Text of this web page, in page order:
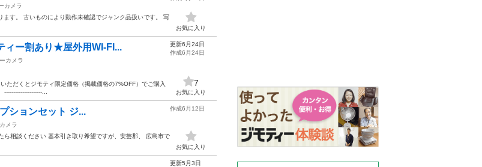
カメラ
す。 古いものにより動作未確認でジャンク品扱いです。 写
お気に入り
ィー割あり★屋外用WI-FI...
カメラ
だくとジモティ限定価格（掲載価格の7%OFF）でご購入
...
更新6月24日
作成6月24日
7
お気に入り
ションセット ジ...
メラ
相談ください 基本引き取り希望ですが、安芸郡、 広島市で
作成6月12日
お気に入り
更新5月3日